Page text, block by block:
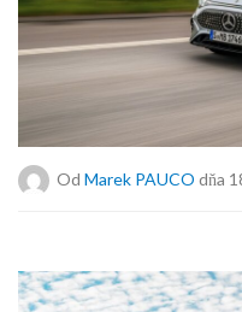
Od Marek PAUCO dňa